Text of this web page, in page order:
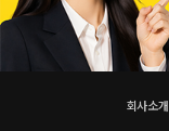
회사소개